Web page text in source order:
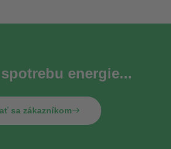
energie...
sa zákazníkom